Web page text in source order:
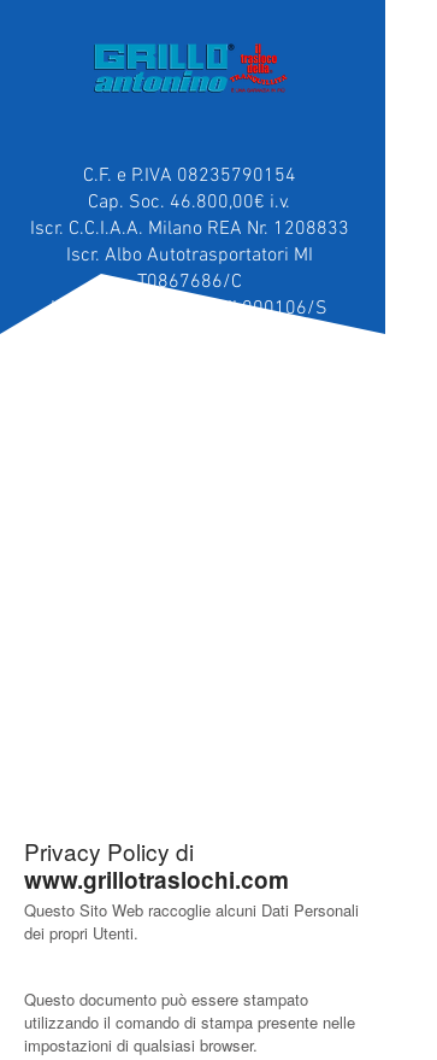
C.F. e P.IVA 08235790154
Cap. Soc. 46.800,00€ i.v.
Iscr. C.C.I.A.A. Milano REA Nr. 1208833
Iscr. Albo Autotrasportatori MI
T0867686/C
Iscr. Albo Smaltitori MI 000106/S
Privacy Policy di
www.grillotraslochi.com
Questo Sito Web raccoglie alcuni Dati Personali
dei propri Utenti.
Questo documento può essere stampato
utilizzando il comando di stampa presente nelle
impostazioni di qualsiasi browser.